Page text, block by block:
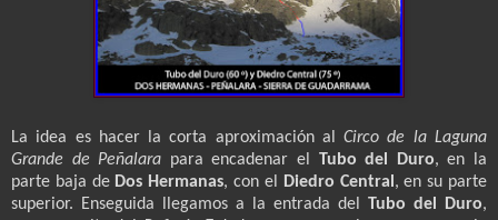
La idea es hacer la corta aproximación alCirco de la Laguna
Grande de Peñalara para encadenar el Tubo del Duro, en la
parte baja de Dos Hermanas, con el Diedro Central , en su parte
superior. Enseguida llegamos a la entrada del Tubo del Duro,